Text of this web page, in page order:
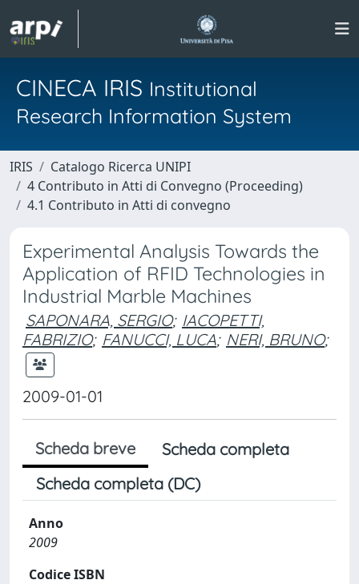
CINECA IRIS Institutional
Research Information System
IRIS
Catalogo Ricerca UNIPI
4 Contributo in Atti di Convegno (Proceeding)
4.1 Contributo in Atti di convegno
Experimental Analysis Towards the
Application of RFID Technologies in
Industrial Marble Machines
SAPONARA, SERGIO; IACOPETTI,
FABRIZIO; FANUCCI, LUCA; NERI, BRUNO;
2009-01-01
Scheda breve
Scheda completa
Scheda completa (DC)
Anno
2009
Codice ISBN